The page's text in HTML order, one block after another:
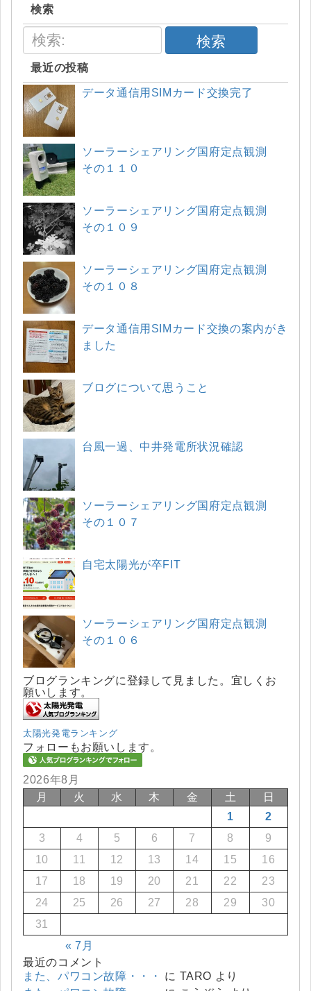
検索
検索
最近の投稿
データ通信用SIMカード交換完了
ソーラーシェアリング国府定点観測
その１１０
ソーラーシェアリング国府定点観測
その１０９
ソーラーシェアリング国府定点観測
その１０８
データ通信用SIMカード交換の案内がき
ました
ブログについて思うこと
台風一過、中井発電所状況確認
ソーラーシェアリング国府定点観測
その１０７
自宅太陽光が卒FIT
ソーラーシェアリング国府定点観測
その１０６
ブログランキングに登録して見ました。宜しくお
願いします。
太陽光発電ランキング
フォローもお願いします。
2026年8月
月
火 水 木 金 土 日
« 7月
1
2
3
4 5 6 7 8
9
10
11 12 13 14 15
16
17
18 19 20 21 22
23
24
25 26 27 28 29
30
31
最近のコメント
また、パワコン故障・・・
に TARO より